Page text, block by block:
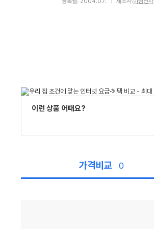
이런 상품 어때요?
가격비교 0